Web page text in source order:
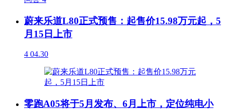
蔚来乐道L80正式预售：起售价15.98万元起，5
月15日上市
4 04.30
零跑A05将于5月发布、6月上市，定位纯电小